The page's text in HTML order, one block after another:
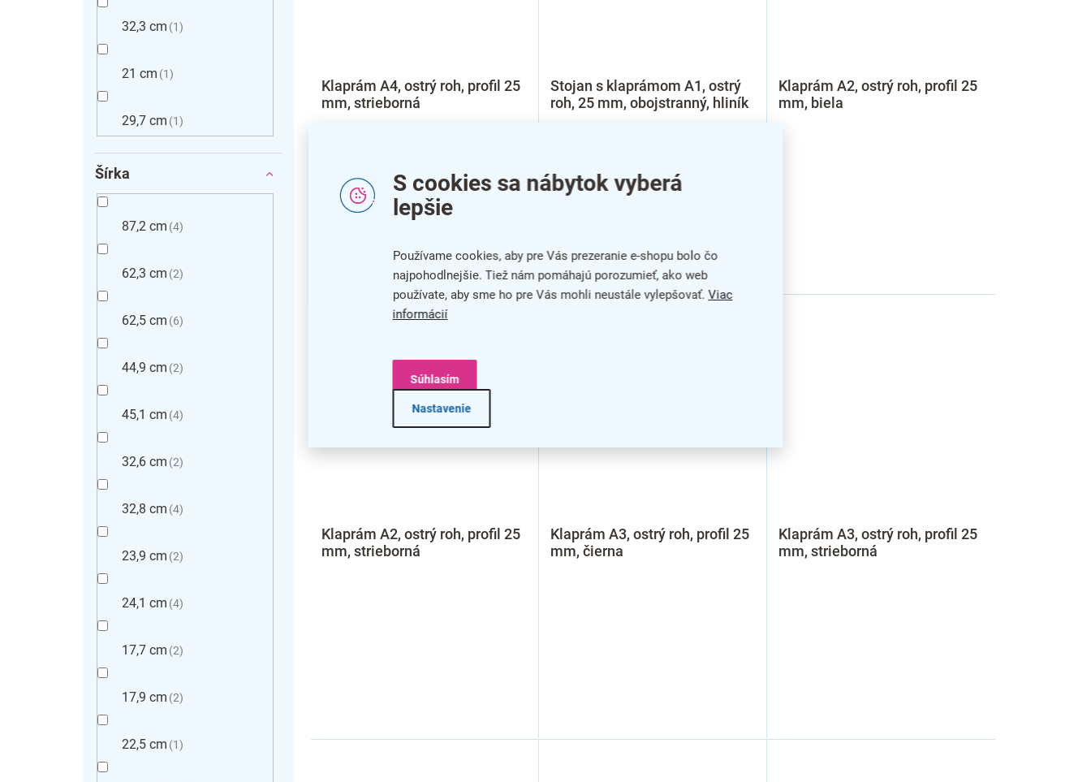
S cookies sa nábytok vyberá
lepšie
Používame cookies, aby pre Vás prezeranie e-shopu bolo čo
najpohodlnejšie. Tiež nám pomáhajú porozumieť, ako web
používate, aby sme ho pre Vás mohli neustále vylepšovať.Viac
informácií
Nastavenie
Súhlasím
32,3 cm 1
21 cm 1
29,7 cm 1
Šírka
87,2 cm 4
62,3 cm 2
62,5 cm 6
44,9 cm 2
45,1 cm 4
32,6 cm 2
32,8 cm 4
23,9 cm 2
24,1 cm 4
17,7 cm 2
17,9 cm 2
22,5 cm 1
Klaprám A4, ostrý roh, profil 25
mm, strieborná
Stojan s klaprámom A1, ostrý
roh, 25 mm, obojstranný, hliník
Klaprám A2, ostrý roh, profil 25
mm, biela
Klaprám A2, ostrý roh, profil 25
mm, strieborná
Klaprám A3, ostrý roh, profil 25
mm, čierna
Klaprám A3, ostrý roh, profil 25
mm, strieborná